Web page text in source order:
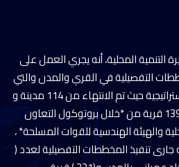
المحلية، أنه يجري العمل على
التفصيلية في القري والمدن والتي
تم الانتهاء من مخططاتها الاستراتيجية حيث تم الانتهاء من 114 مدينة و
11 منطقة امتداد عمرانى و1391 قرية من *خلال بروتوكول التعاون
والهيئة الهندسية للقوات المسلحة* ،
جارى تنفيذ المخططات التفصيلية لعدد (